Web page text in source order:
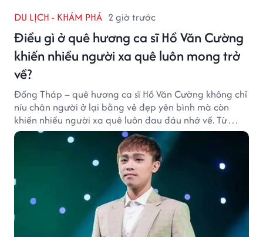
DU LỊCH - KHÁM PHÁ 2 giờ trước
Điều gì ở quê hương ca sĩ Hồ Văn Cường
khiến nhiều người xa quê luôn mong trở
về?
Đồng Tháp – quê hương ca sĩ Hồ Văn Cường không chỉ
níu chân người ở lại bằng vẻ đẹp yên bình mà còn
khiến nhiều người xa quê luôn đau đáu nhớ về. Từ
cảnh sắc, ẩm thực đến tình người mộc mạc, tất cả tạo
nên sức hút rất riêng của vùng đất sen hồng.